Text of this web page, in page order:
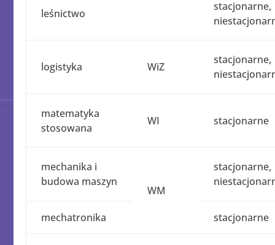
leśnictwo
stacjonarne,
logistyka WiZ
stacjonarne,
matematyka
stosowana
WI stacjonarne
mechanika i
budowa maszyn
WM
stacjonarne,
mechatronika stacjonarne